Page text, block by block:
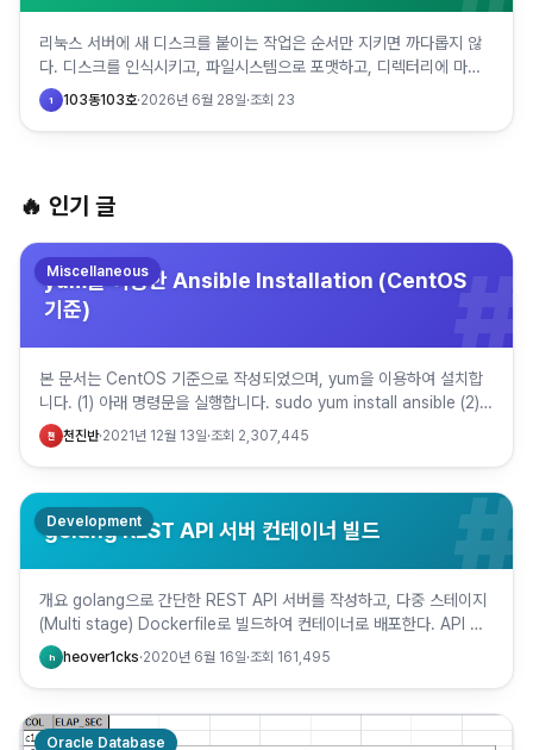
리눅스 서버에 새 디스크를 붙이는 작업은 순서만 지키면 까다롭지 않
다. 디스크를 인식시키고, 파일시스템으로 포맷하고, 디렉터리에 마운
트해서 쓴 다음, /etc/fstab에 등록해 재부팅 뒤에도 자동…
1 103동103호·2026년 6월 28일·조회 23
🔥 인기 글
yum을 이용한 Ansible Installation (CentOS
기준)
#
Miscellaneous
본 문서는 CentOS 기준으로 작성되었으며, yum을 이용하여 설치합
니다. (1) 아래 명령문을 실행합니다. sudo yum install ansible (2)
설치에 성공하면 아래와 같이 Com…
천 천진반·2021년 12월 13일·조회 2,307,445
golang REST API 서버 컨테이너 빌드 #
Development
개요 golang으로 간단한 REST API 서버를 작성하고, 다중 스테이지
(Multi stage) Dockerfile로 빌드하여 컨테이너로 배포한다. API 서
버 모듈 임포트 REST API 서버…
h heover1cks·2020년 6월 16일·조회 161,495
Oracle Database